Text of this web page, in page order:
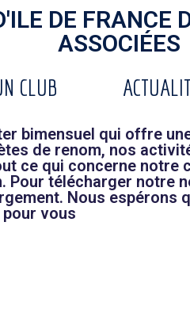
DE FRANCE
ASSOCIÉES
CLUB
bimensuel qui offre
de renom, nos
ce qui concerne notre
télécharger notre
Nous espérons
vous